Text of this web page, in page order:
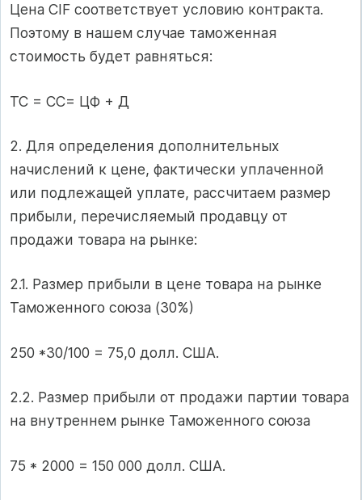
Цена CIF соответствует условию контракта.
Поэтому в нашем случае таможенная
стоимость будет равняться:
ТС = СС= ЦФ + Д
2. Для определения дополнительных
начислений к цене, фактически уплаченной
или подлежащей уплате, рассчитаем размер
прибыли, перечисляемый продавцу от
продажи товара на рынке:
2.1. Размер прибыли в цене товара на рынке
Таможенного союза (30%)
250 *30/100 = 75,0 долл. США.
2.2. Размер прибыли от продажи партии товара
на внутреннем рынке Таможенного союза
75 * 2000 = 150 000 долл. США.